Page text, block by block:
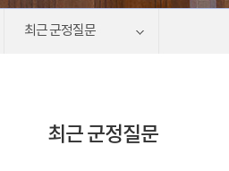
최근 군정질문
최근 군정질문